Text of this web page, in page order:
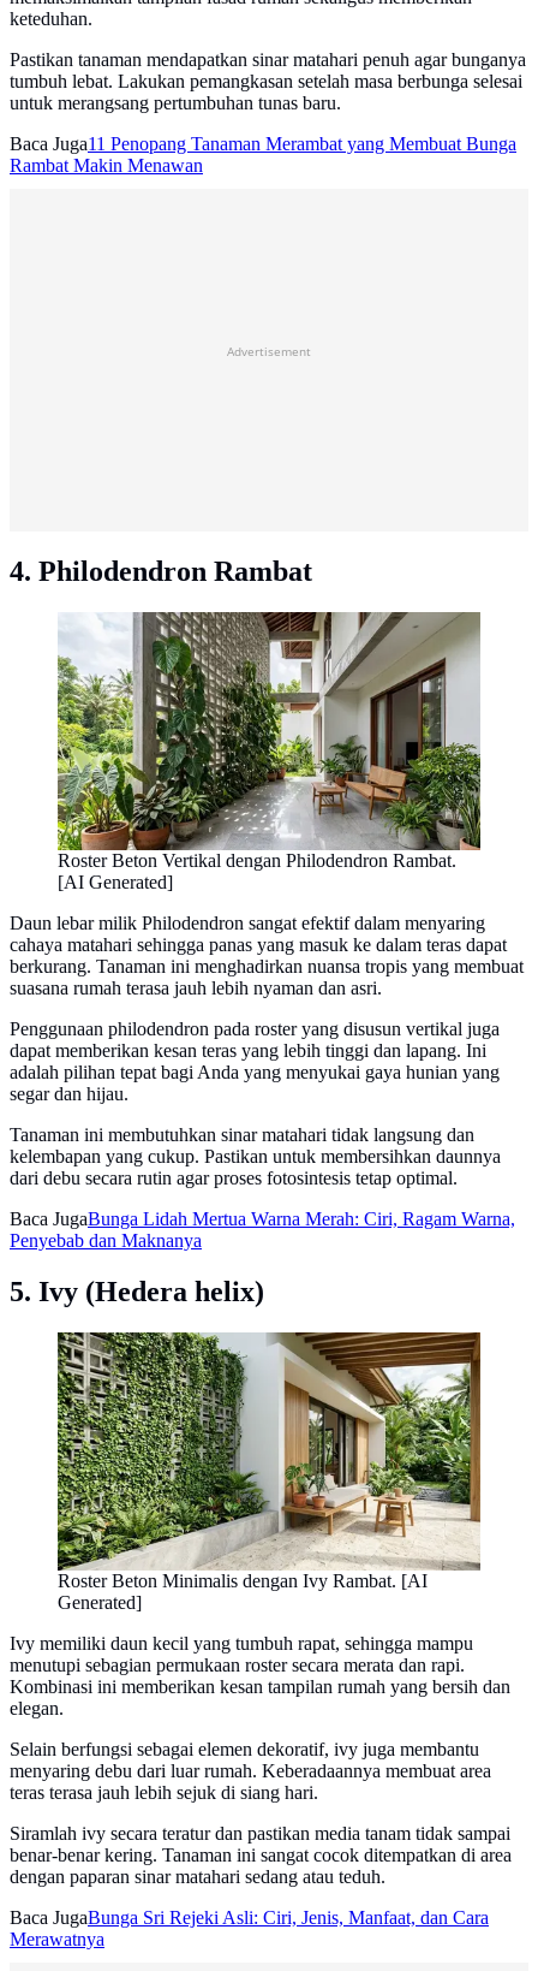
keteduhan.
Pastikan tanaman mendapatkan sinar matahari penuh agar bunganya
tumbuh lebat. Lakukan pemangkasan setelah masa berbunga selesai
untuk merangsang pertumbuhan tunas baru.
Baca Juga11 Penopang Tanaman Merambat yang Membuat Bunga
Rambat Makin Menawan
Advertisement
4. Philodendron Rambat
Roster Beton Vertikal dengan Philodendron Rambat.
[AI Generated]
Daun lebar milik Philodendron sangat efektif dalam menyaring
cahaya matahari sehingga panas yang masuk ke dalam teras dapat
berkurang. Tanaman ini menghadirkan nuansa tropis yang membuat
suasana rumah terasa jauh lebih nyaman dan asri.
Penggunaan philodendron pada roster yang disusun vertikal juga
dapat memberikan kesan teras yang lebih tinggi dan lapang. Ini
adalah pilihan tepat bagi Anda yang menyukai gaya hunian yang
segar dan hijau.
Tanaman ini membutuhkan sinar matahari tidak langsung dan
kelembapan yang cukup. Pastikan untuk membersihkan daunnya
dari debu secara rutin agar proses fotosintesis tetap optimal.
Baca JugaBunga Lidah Mertua Warna Merah: Ciri, Ragam Warna,
Penyebab dan Maknanya
5. Ivy (Hedera helix)
Roster Beton Minimalis dengan Ivy Rambat. [AI
Generated]
Ivy memiliki daun kecil yang tumbuh rapat, sehingga mampu
menutupi sebagian permukaan roster secara merata dan rapi.
Kombinasi ini memberikan kesan tampilan rumah yang bersih dan
elegan.
Selain berfungsi sebagai elemen dekoratif, ivy juga membantu
menyaring debu dari luar rumah. Keberadaannya membuat area
teras terasa jauh lebih sejuk di siang hari.
Siramlah ivy secara teratur dan pastikan media tanam tidak sampai
benar-benar kering. Tanaman ini sangat cocok ditempatkan di area
dengan paparan sinar matahari sedang atau teduh.
Baca JugaBunga Sri Rejeki Asli: Ciri, Jenis, Manfaat, dan Cara
Merawatnya